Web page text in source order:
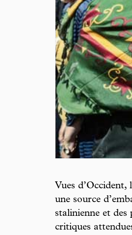
Vues
une source
stalinienne et des
critiques